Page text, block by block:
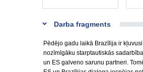
Darba fragments
Pēdējo gadu laikā Brazīlija ir
nozīmīgāku starptautiskās
un ES galveno sarunu partneri.